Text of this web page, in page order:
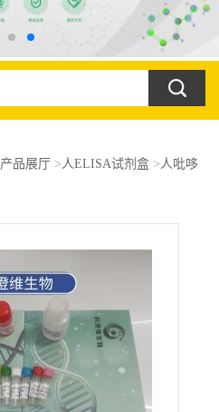
产品展厅> 人ELISA试剂盒> 人吡哆